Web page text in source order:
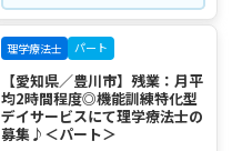
理学療法士 パート
【愛知県／豊川市】残業：月平
均2時間程度◎機能訓練特化型
デイサービスにて理学療法士の
募集♪＜パート＞